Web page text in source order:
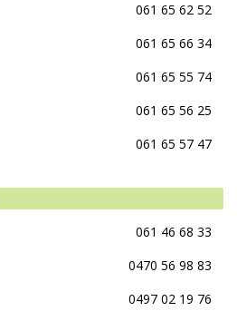
061 65 62 52
061 65 66 34
061 65 55 74
061 65 56 25
061 65 57 47
061 46 68 33
0470 56 98 83
0497 02 19 76